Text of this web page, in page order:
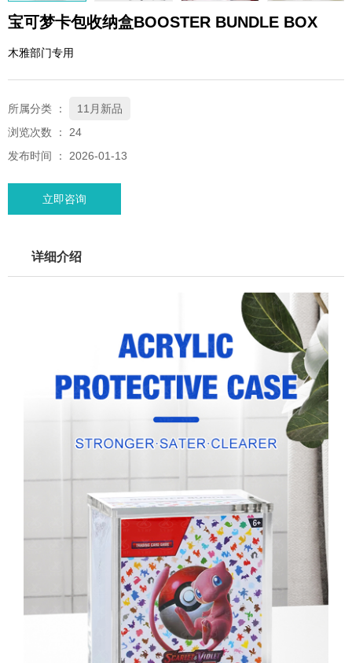
宝可梦卡包收纳盒BOOSTER BUNDLE BOX
木雅部门专用
所属分类 ：
11月新品
浏览次数 ： 24
发布时间 ： 2026-01-13
立即咨询
详细介绍